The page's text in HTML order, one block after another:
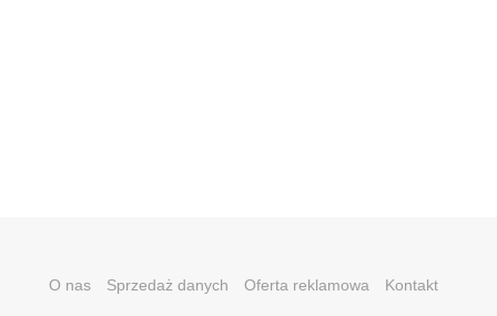
O nas Sprzedaż danych Oferta reklamowa Kontakt